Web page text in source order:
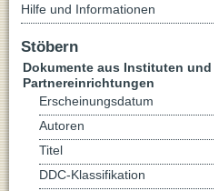
Hilfe und Informationen
Stöbern
Dokumente aus Instituten und
Partnereinrichtungen
Erscheinungsdatum
Autoren
Titel
DDC-Klassifikation